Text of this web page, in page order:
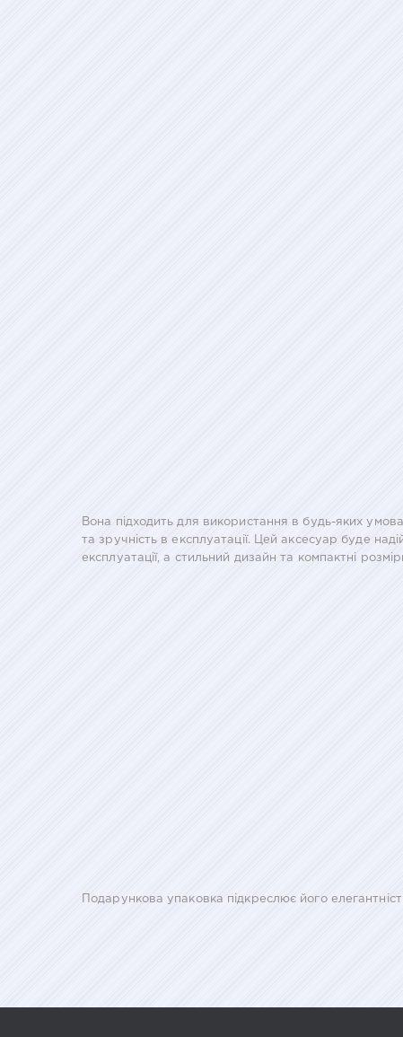
Вона підходить для використання в будь-яких
та зручність в експлуатації. Цей аксесуар буде
експлуатації, а стильний дизайн та компактні
Подарункова упаковка підкреслює його